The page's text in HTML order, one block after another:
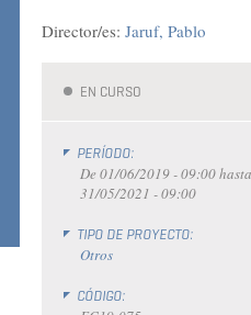
Director/es: Jaruf, Pablo
EN CURSO
PERÍODO:
De 01/06/2019 - 09:00hasta
31/05/2021 - 09:00
TIPO DE PROYECTO:
Otros
CÓDIGO: